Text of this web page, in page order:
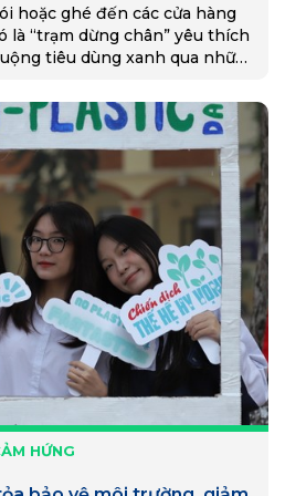
hoặc ghé đến các cửa hàng
là “trạm dừng chân” yêu thích
tiêu dùng xanh qua những
HỨNG